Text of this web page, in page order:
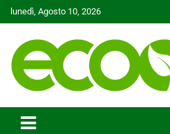
Skip
to
lunedì, Agosto 10, 2026
Ecoo.it